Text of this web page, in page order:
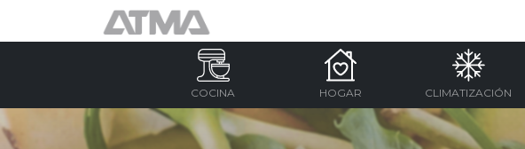
COCINA HOGAR CLIMATIZACIÓN